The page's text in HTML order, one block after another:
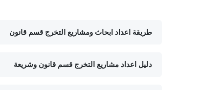
طريقة اعداد ابحاث ومشاريع التخرج قسم قانون
دليل اعداد مشاريع التخرج قسم قانون وشريعة